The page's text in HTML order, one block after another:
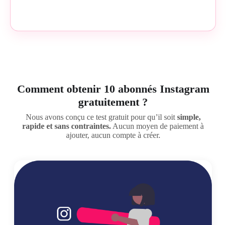
Comment obtenir 10 abonnés Instagram
gratuitement ?
Nous avons conçu ce test gratuit pour qu’il soitsimple,
rapide et sans contraintes.Aucun moyen de paiement à
ajouter, aucun compte à créer.